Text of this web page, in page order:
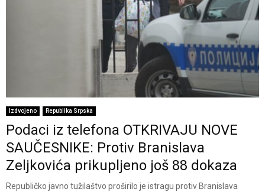
Izdvojeno Republika Srpska
Podaci iz telefona OTKRIVAJU NOVE
SAUČESNIKE: Protiv Branislava
Zeljkovića prikupljeno još 88 dokaza
Republičko javno tužilaštvo proširilo je istragu protiv Branislava